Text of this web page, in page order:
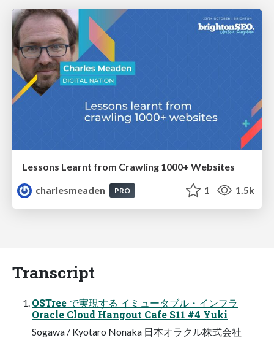
Lessons Learnt from Crawling 1000+ Websites
charlesmeaden
PRO 1 1.5k
Transcript
OSTree で実現する イミュータブル・インフラ
Oracle Cloud Hangout Cafe S11 #4 Yuki
Sogawa / Kyotaro Nonaka 日本オラクル株式会社